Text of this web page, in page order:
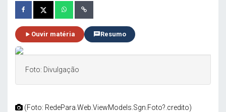
Ouvir matéria Resumo
Foto: Divulgação
(Foto: RedePara.Web.ViewModels.Sgn.Foto?.credito)